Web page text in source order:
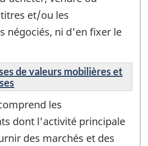
et/ou les
négociés, ni d'en fixer le
de valeurs mobilières et
les
dont l'activité principale
des marchés et des